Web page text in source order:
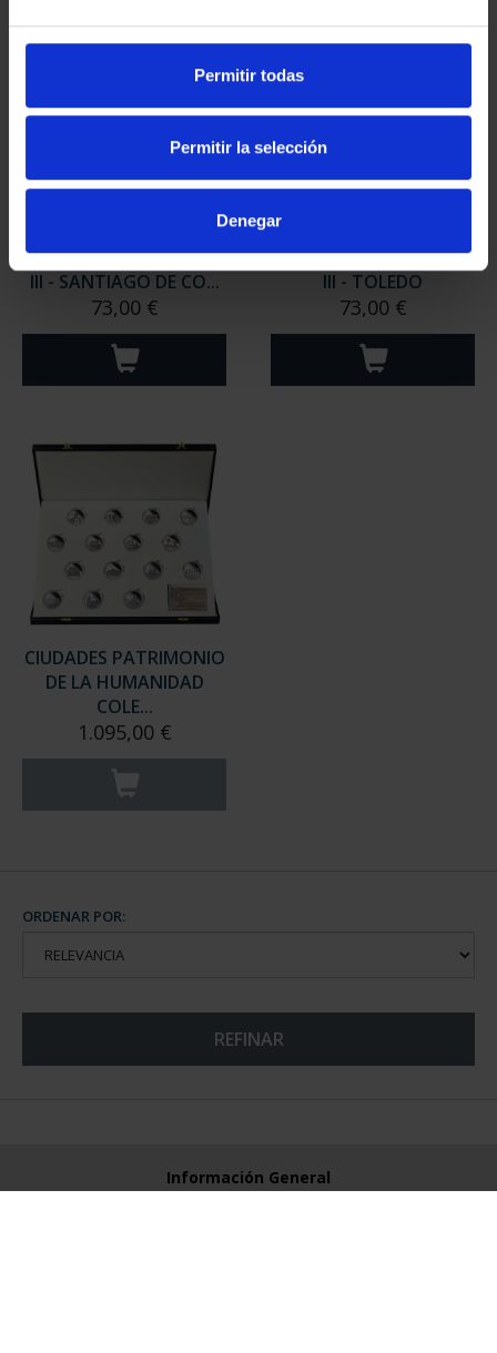
Permitir todas
Permitir la selección
Denegar
CIUDADES PATRIMONIO
III - SANTIAGO DE CO...
73,00 €
CIUDADES PATRIMONIO
III - TOLEDO
73,00 €
CIUDADES PATRIMONIO
DE LA HUMANIDAD
COLE...
1.095,00 €
ORDENAR POR:
REFINAR
Información General